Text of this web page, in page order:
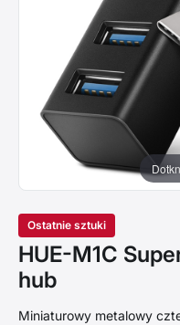
Ostatnie sztuki
HUE-M1C
hub
Miniaturowy metalowy